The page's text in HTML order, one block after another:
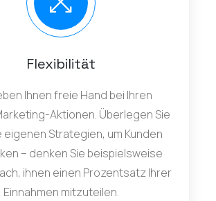
Flexibilität
Ihnen freie Hand bei Ihren
Aktionen. Überlegen Sie
eigenen Strategien, um Kunden
– denken Sie beispielsweise
ihnen einen Prozentsatz Ihrer
Einnahmen mitzuteilen.